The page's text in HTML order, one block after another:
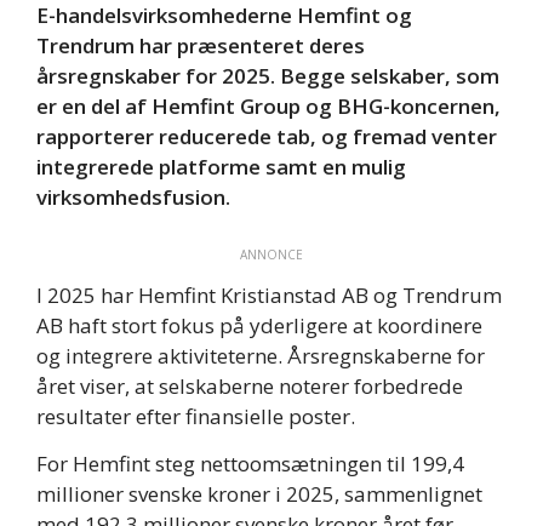
E-handelsvirksomhederne Hemfint og
Trendrum har præsenteret deres
årsregnskaber for 2025. Begge selskaber, som
er en del af Hemfint Group og BHG-koncernen,
rapporterer reducerede tab, og fremad venter
integrerede platforme samt en mulig
virksomhedsfusion.
ANNONCE
I 2025 har Hemfint Kristianstad AB og Trendrum
AB haft stort fokus på yderligere at koordinere
og integrere aktiviteterne. Årsregnskaberne for
året viser, at selskaberne noterer forbedrede
resultater efter finansielle poster.
For Hemfint steg nettoomsætningen til 199,4
millioner svenske kroner i 2025, sammenlignet